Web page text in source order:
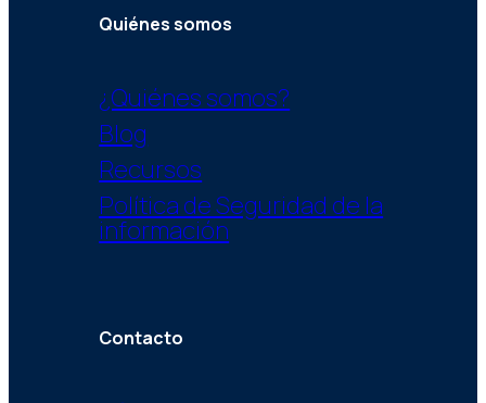
Quiénes somos
¿Quiénes somos?
Blog
Recursos
Política de Seguridad de la
información
Contacto